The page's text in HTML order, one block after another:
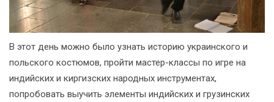
В этот день можно было узнать историю украинского и
польского костюмов, пройти мастер-классы по игре на
индийских и киргизских народных инструментах,
попробовать выучить элементы индийских и грузинских